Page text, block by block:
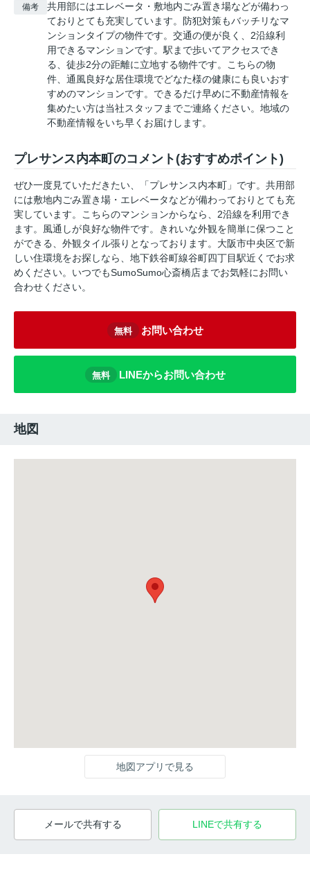
備考
共用部にはエレベータ・敷地内ごみ置き場などが備わっ
ておりとても充実しています。防犯対策もバッチリなマ
ンションタイプの物件です。交通の便が良く、2沿線利
用できるマンションです。駅まで歩いてアクセスでき
る、徒歩2分の距離に立地する物件です。こちらの物
件、通風良好な居住環境でどなた様の健康にも良いおす
すめのマンションです。できるだけ早めに不動産情報を
集めたい方は当社スタッフまでご連絡ください。地域の
不動産情報をいち早くお届けします。
プレサンス内本町のコメント(おすすめポイント)
ぜひ一度見ていただきたい、「プレサンス内本町」です。共用部
には敷地内ごみ置き場・エレベータなどが備わっておりとても充
実しています。こちらのマンションからなら、2沿線を利用でき
ます。風通しが良好な物件です。きれいな外観を簡単に保つこと
ができる、外観タイル張りとなっております。大阪市中央区で新
しい住環境をお探しなら、地下鉄谷町線谷町四丁目駅近くでお求
めください。いつでもSumoSumo心斎橋店までお気軽にお問い
合わせください。
無料 お問い合わせ
無料 LINEからお問い合わせ
地図
地図アプリで見る
メールで共有する LINEで共有する